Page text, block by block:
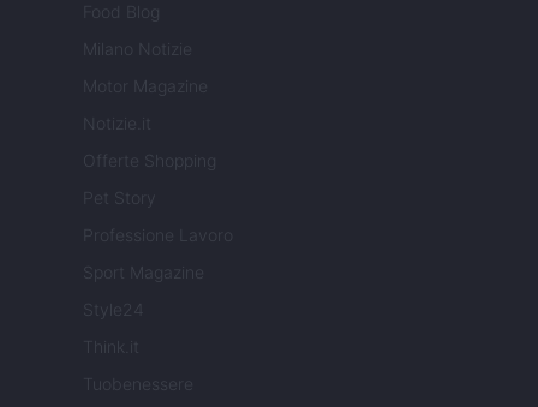
Food Blog
Milano Notizie
Motor Magazine
Notizie.it
Offerte Shopping
Pet Story
Professione Lavoro
Sport Magazine
Style24
Think.it
Tuobenessere